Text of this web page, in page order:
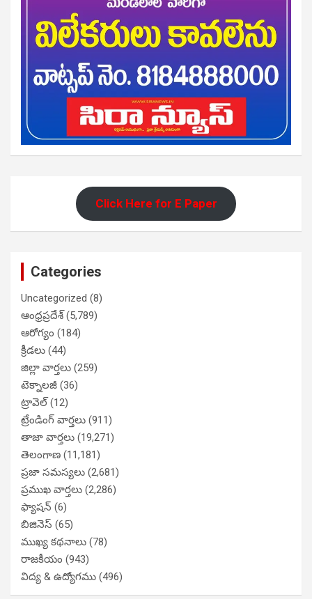
Click Here for E Paper
Categories
Uncategorized (8)
ఆంధ్రప్రదేశ్(5,789)
ఆరోగ్యం (184)
క్రీడలు (44)
జిల్లా వార్తలు (259)
టెక్నాలజీ (36)
ట్రావెల్(12)
ట్రేండింగ్ వార్తలు (911)
తాజా వార్తలు (19,271)
తెలంగాణ (11,181)
ప్రజా సమస్యలు (2,681)
ప్రముఖ వార్తలు (2,286)
ఫ్యాషన్ (6)
బిజినెస్ (65)
ముఖ్య కథనాలు (78)
రాజకీయం (943)
విద్య & ఉద్యోగము (496)